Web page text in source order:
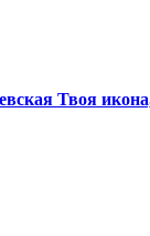
Твоя